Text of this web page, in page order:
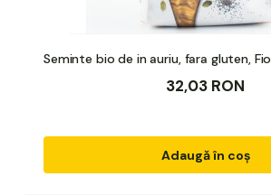
Seminte bio de in auriu, fara gluten,
32,03 RON
Adaugă în coș